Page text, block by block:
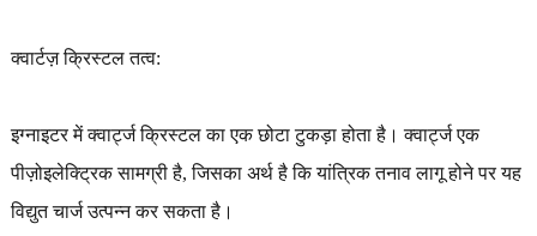
क्वार्टज़ क्रिस्टल तत्व:
इग्नाइटर में क्वार्ट्ज क्रिस्टल का एक छोटा टुकड़ा होता है। क्वार्ट्ज एक
पीज़ोइलेक्ट्रिक सामग्री है, जिसका अर्थ है कि यांत्रिक तनाव लागू होने पर यह
विद्युत चार्ज उत्पन्न कर सकता है।